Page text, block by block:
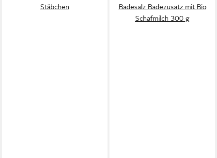
Stäbchen
Badesalz Badezusatz mit Bio
Schafmilch 300 g